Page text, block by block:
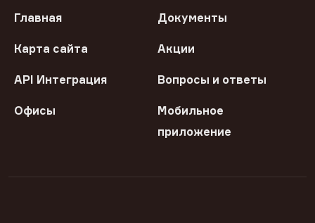
Главная Документы
Карта сайта Акции
API Интеграция Вопросы и ответы
Офисы
Мобильное
приложение